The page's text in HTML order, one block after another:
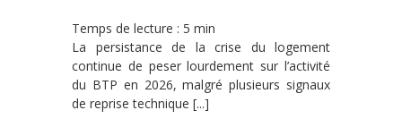
Temps de lecture : 5 min
La persistance de la crise du logement
continue de peser lourdement sur l’activité
du BTP en 2026, malgré plusieurs signaux
de reprise technique [...]